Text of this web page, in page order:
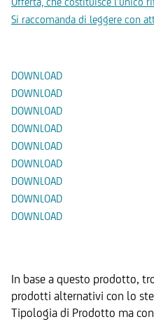
Si raccomanda di leggere con
DOWNLOAD
DOWNLOAD
DOWNLOAD
DOWNLOAD
DOWNLOAD
DOWNLOAD
DOWNLOAD
DOWNLOAD
DOWNLOAD
In base a questo prodotto,
prodotti alternativi con lo
Tipologia di Prodotto ma